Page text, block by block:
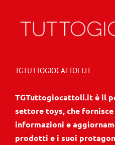
TGTUTTOGIOCATTOLI.IT
TGTuttogiocattoli.it è il
settore toys, che
informazioni e
prodotti e i suoi